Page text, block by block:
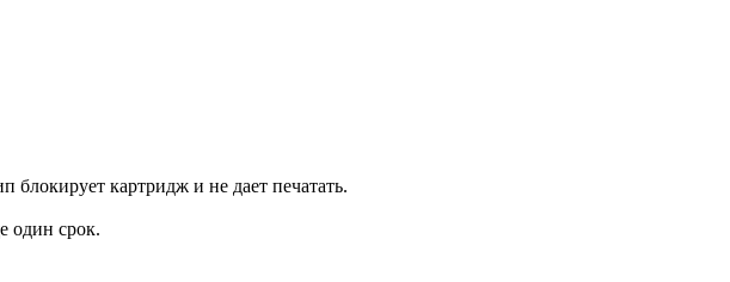
блокирует картридж и не дает печатать.
один срок.